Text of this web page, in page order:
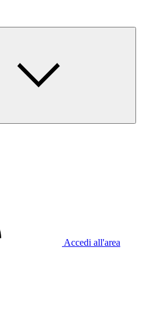
Accedi all'area